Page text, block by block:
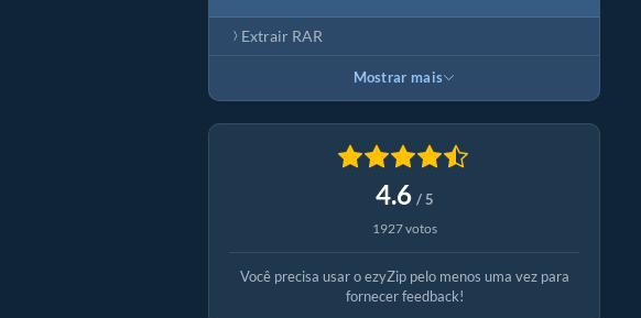
Extrair RAR
Mostrar mais
4.6 / 5
1927 votos
Você precisa usar o ezyZip pelo menos uma vez para
fornecer feedback!